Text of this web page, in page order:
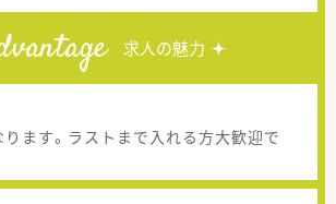
求人の魅力
ます。ラストまで入れる方大歓迎で